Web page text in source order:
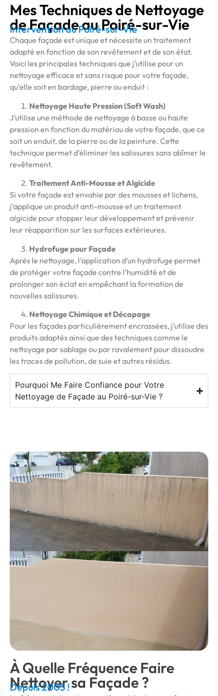
Mes Techniques de Nettoyage
de Façade au Poiré-sur-Vie
Intervention au Poiré-sur-Vie
Chaque façade est unique et nécessite un traitement
adapté en fonction de son revêtement et de son état.
Voici les principales techniques que j’utilise pour un
nettoyage efficace et sans risque pour votre façade,
qu’elle soit en bardage, pierre ou enduit :
Nettoyage Haute Pression (Soft Wash)
J’utilise une méthode de nettoyage à basse ou haute
pression en fonction du matériau de votre façade, que ce
soit un enduit, de la pierre ou de la peinture. Cette
technique permet d’éliminer les salissures sans abîmer le
revêtement.
Traitement Anti-Mousse et Algicide
Si votre façade est envahie par des mousses et lichens,
j’applique un produit anti-mousse et un traitement
algicide pour stopper leur développement et prévenir
leur réapparition sur les surfaces extérieures.
Hydrofuge pour Façade
Après le nettoyage, l’application d’un hydrofuge permet
de protéger votre façade contre l’humidité et de
prolonger son éclat en empêchant la formation de
nouvelles salissures.
Nettoyage Chimique et Décapage
Pour les façades particulièrement encrassées, j’utilise des
produits adaptés ainsi que des techniques comme le
nettoyage par sablage ou par ravalement pour dissoudre
les traces de pollution, de suie et autres résidus.
Pourquoi Me Faire Confiance pour Votre
Nettoyage de Façade au Poiré-sur-Vie ?
À Quelle Fréquence Faire
Nettoyer sa Façade ?
Depuis 2005 !